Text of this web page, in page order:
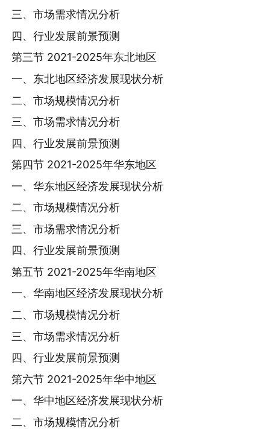
三、市场需求情况分析
四、行业发展前景预测
第三节 2021-2025年东北地区
一、东北地区经济发展现状分析
二、市场规模情况分析
三、市场需求情况分析
四、行业发展前景预测
第四节 2021-2025年华东地区
一、华东地区经济发展现状分析
二、市场规模情况分析
三、市场需求情况分析
四、行业发展前景预测
第五节 2021-2025年华南地区
一、华南地区经济发展现状分析
二、市场规模情况分析
三、市场需求情况分析
四、行业发展前景预测
第六节 2021-2025年华中地区
一、华中地区经济发展现状分析
二、市场规模情况分析